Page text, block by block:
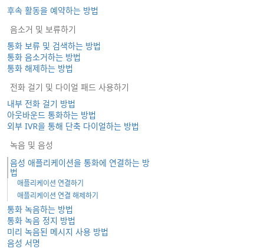
후속 활동을 예약하는 방법
음소거 및 보류하기
통화 보류 및 검색하는 방법
통화 음소거하는 방법
통화 해제하는 방법
전화 걸기 및 다이얼 패드 사용하기
내부 전화 걸기 방법
아웃바운드 통화하는 방법
외부 IVR을 통해 단축 다이얼하는 방법
녹음 및 음성
음성 애플리케이션을 통화에 연결하는 방
법
애플리케이션 연결하기
애플리케이션 연결 해제하기
통화 녹음하는 방법
통화 녹음 정지 방법
미리 녹음된 메시지 사용 방법
음성 서명